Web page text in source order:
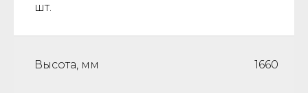
шт.
Высота, мм 1660